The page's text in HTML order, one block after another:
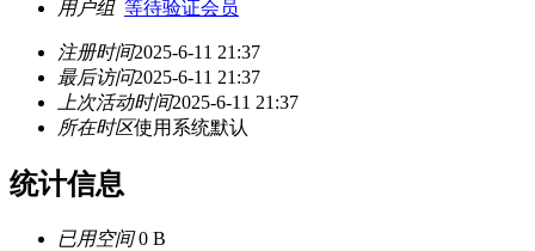
用户组 等待验证会员
注册时间2025-6-11 21:37
最后访问2025-6-11 21:37
上次活动时间2025-6-11 21:37
所在时区使用系统默认
统计信息
已用空间0 B